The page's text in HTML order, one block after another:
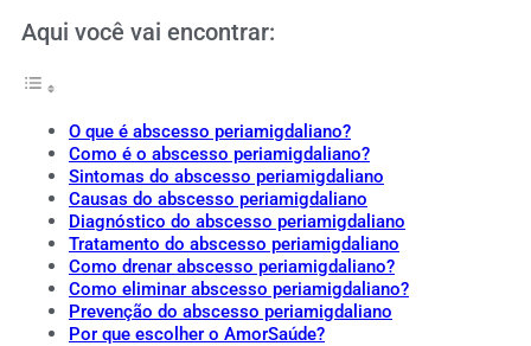
Aqui você vai encontrar:
O que é abscesso periamigdaliano?
Como é o abscesso periamigdaliano?
Sintomas do abscesso periamigdaliano
Causas do abscesso periamigdaliano
Diagnóstico do abscesso periamigdaliano
Tratamento do abscesso periamigdaliano
Como drenar abscesso periamigdaliano?
Como eliminar abscesso periamigdaliano?
Prevenção do abscesso periamigdaliano
Por que escolher o AmorSaúde?